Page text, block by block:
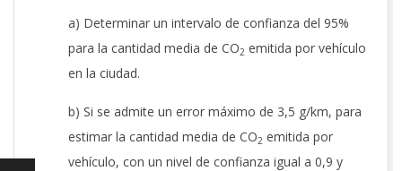
a) Determinar un intervalo de confianza del 95%
para la cantidad media de CO2 emitida por vehículo
en la ciudad.
b) Si se admite un error máximo de 3,5 g/km, para
estimar la cantidad media de CO2 emitida por
vehículo, con un nivel de confianza igual a 0,9 y